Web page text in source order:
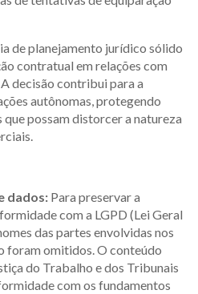
de planejamento jurídico sólido
contratual em relações com
decisão contribui para a
autônomas, protegendo
possam distorcer a natureza
dados: Para preservar a
com a LGPD (Lei Geral
das partes envolvidas nos
foram omitidos. O conteúdo
do Trabalho e dos Tribunais
com os fundamentos